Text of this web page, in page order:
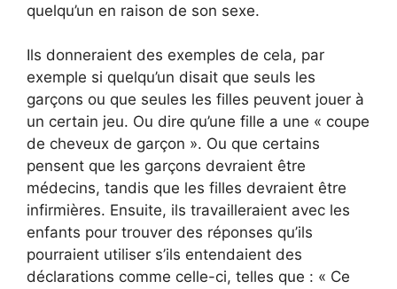
quelqu’un en raison de son sexe.
Ils donneraient des exemples de cela, par
exemple si quelqu’un disait que seuls les
garçons ou que seules les filles peuvent jouer à
un certain jeu. Ou dire qu’une fille a une « coupe
de cheveux de garçon ». Ou que certains
pensent que les garçons devraient être
médecins, tandis que les filles devraient être
infirmières. Ensuite, ils travailleraient avec les
enfants pour trouver des réponses qu’ils
pourraient utiliser s’ils entendaient des
déclarations comme celle-ci, telles que : « Ce